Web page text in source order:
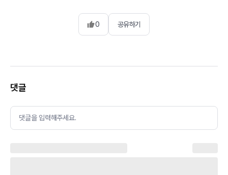
0 공유하기
댓글
댓글을 입력해주세요.